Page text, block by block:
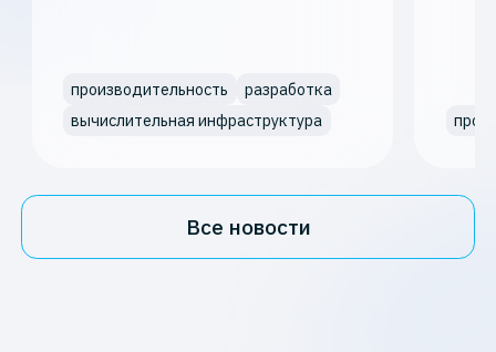
производительность
разработка
вычислительная инфраструктура
Все новости